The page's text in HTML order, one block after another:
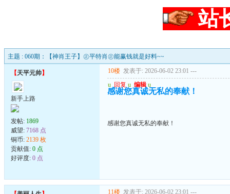
站
主题 : 060期：【神肖王子】㊣平特肖㊣能赢钱就是好料~~
【天平元帅】
新手上路
发帖: 1869
威望: 7168 点
铜币: 2139 枚
贡献值: 0 点
好评度: 0 点
10楼 发表于: 2026-06-02 23:01 ---
u 回复 u 编辑 u
感谢您真诚无私的奉献！
感谢您真诚无私的奉献！
11楼 发表于: 2026-06-02 23:01 ---